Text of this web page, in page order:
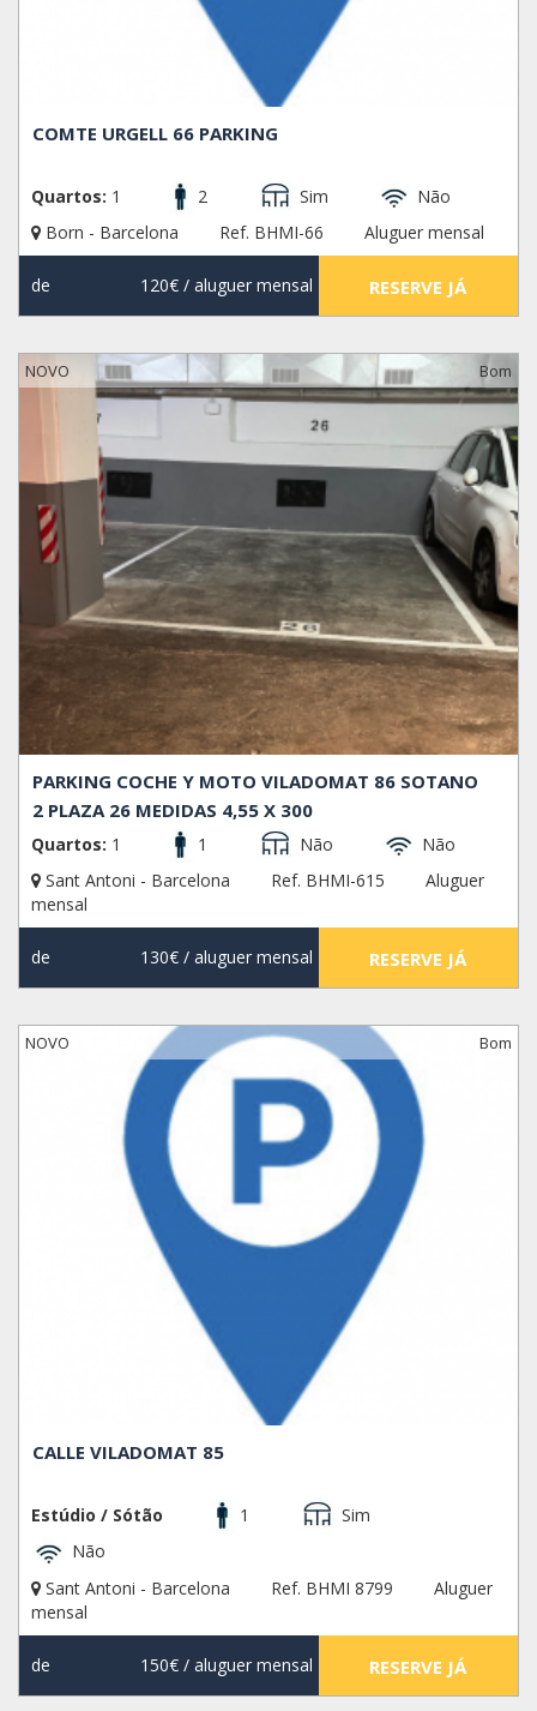
COMTE URGELL 66 PARKING
Quartos: 1 2 Sim
Não
Born - Barcelona
Ref. BHMI-66 Aluguer mensal
de 120€/ aluguer mensal RESERVE JÁ
NOVO Bom
PARKING COCHE Y MOTO VILADOMAT 86 SOTANO
2 PLAZA 26 MEDIDAS 4,55 X 300
Quartos: 1 1 Não
Não
Sant Antoni - Barcelona
Ref. BHMI-615
Aluguer
mensal
de 130€/ aluguer mensal RESERVE JÁ
NOVO Bom
CALLE VILADOMAT 85
Estúdio / Sótão 1
Sim
Não
Sant Antoni - Barcelona
Ref. BHMI 8799
Aluguer
mensal
de 150€/ aluguer mensal RESERVE JÁ